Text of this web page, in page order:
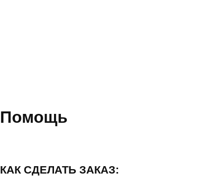
Помощь
КАК СДЕЛАТЬ ЗАКАЗ: